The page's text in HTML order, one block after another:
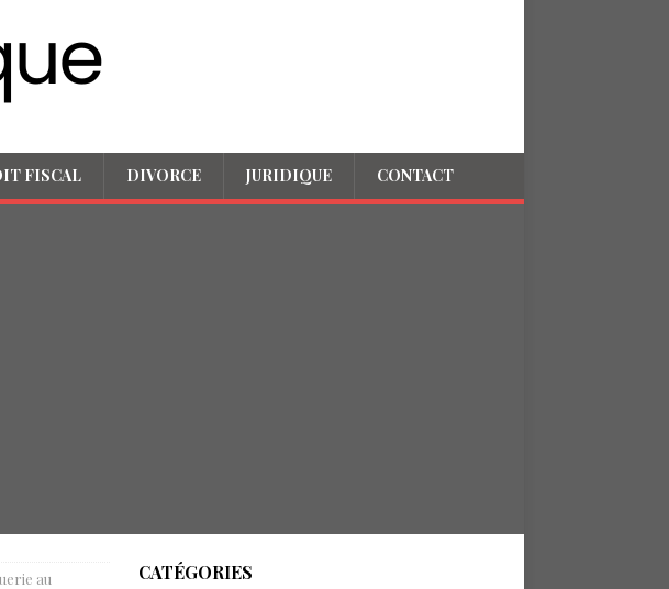
FISCAL DIVORCE JURIDIQUE CONTACT
au
CATÉGORIES